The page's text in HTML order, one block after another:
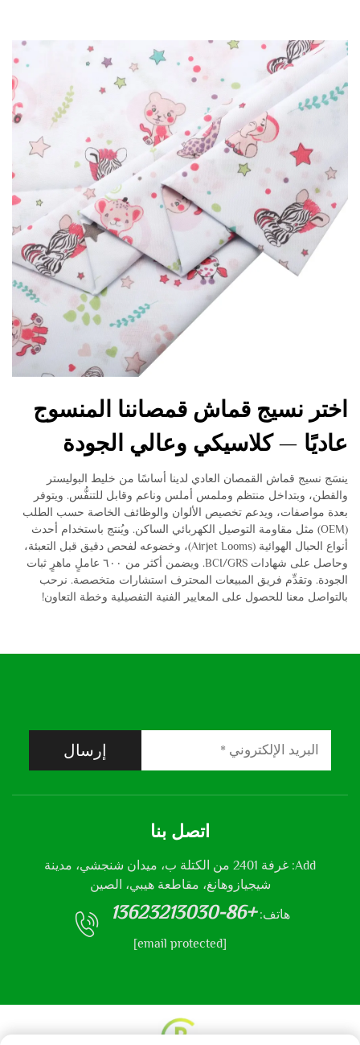
اختر نسيج قماش قمصاننا المنسوج
عاديًا — كلاسيكي وعالي الجودة
ينسَج نسيج قماش القمصان العادي لدينا أساسًا من خليط البوليستر
والقطن، وبتداخل منتظم وملمس أملس وناعم وقابل للتنفُّس. ويتوفر
بعدة مواصفات، ويدعم تخصيص الألوان والوظائف الخاصة حسب الطلب
(OEM) مثل مقاومة التوصيل الكهربائي الساكن. ويُنتج باستخدام أحدث
أنواع الحبال الهوائية (Airjet Looms)، وخضوعه لفحص دقيق قبل التعبئة،
وحاصل على شهادات BCI/GRS. ويضمن أكثر من ٦٠٠ عاملٍ ماهرٍ ثبات
الجودة. وتقدِّم فريق المبيعات المحترف استشارات متخصصة. نرحب
بالتواصل معنا للحصول على المعايير الفنية التفصيلية وخطة التعاون!
إرسال
اتصل بنا
Add: غرفة 2401 من الكتلة ب، ميدان شنجشي، مدينة
شيجيازوهانغ، مقاطعة هيبي، الصين
هاتف: +86-13623213030
[email protected]